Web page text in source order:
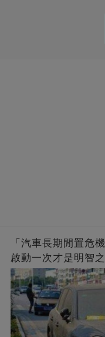
「汽車長期閒置危
啟動一次才是明智之